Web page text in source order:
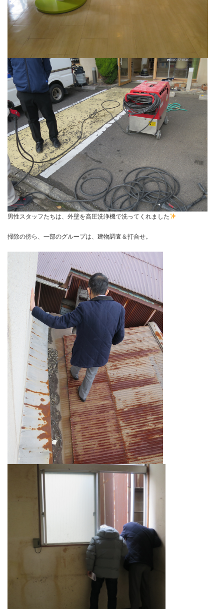
男性スタッフたちは、外壁を高圧洗浄機で洗ってくれました
掃除の傍ら、一部のグループは、建物調査＆打合せ。